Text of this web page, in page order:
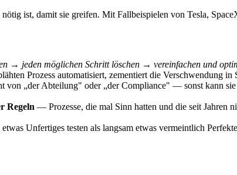
ist, damit sie greifen. Mit Fallbeispielen von Tesla,
→ jeden möglichen Schritt löschen → vereinfachen und
Prozess automatisiert, zementiert die Verschwendung
von „der Abteilung" oder „der Compliance" — sonst kann
Regeln — Prozesse, die mal Sinn hatten und die seit Jahren
Unfertiges testen als langsam etwas vermeintlich